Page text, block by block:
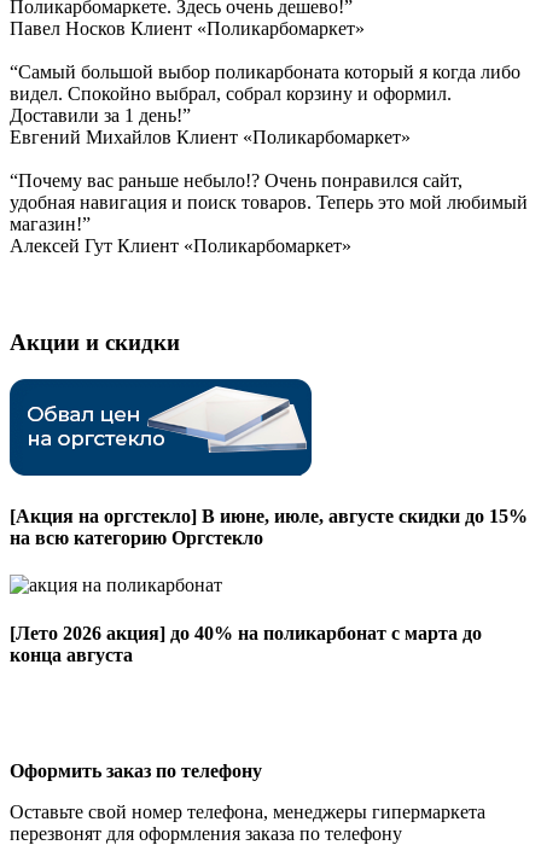
Поликарбомаркете. Здесь очень дешево!”
Павел Носков Клиент «Поликарбомаркет»
“Самый большой выбор поликарбоната который я когда либо
видел. Спокойно выбрал, собрал корзину и оформил.
Доставили за 1 день!”
Евгений Михайлов Клиент «Поликарбомаркет»
“Почему вас раньше небыло!? Очень понравился сайт,
удобная навигация и поиск товаров. Теперь это мой любимый
магазин!”
Алексей Гут Клиент «Поликарбомаркет»
Акции и скидки
[Акция на оргстекло] В июне, июле, августе скидки до 15%
на всю категорию Оргстекло
[Лето 2026 акция] до 40% на поликарбонат с марта до
конца августа
Оформить заказ по телефону
Оставьте свой номер телефона, менеджеры гипермаркета
перезвонят для оформления заказа по телефону